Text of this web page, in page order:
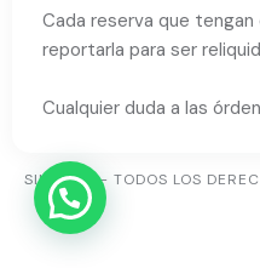
Cada reserva que
reportarla para ser
Cualquier duda a las
SIUR360 – TODOS LOS